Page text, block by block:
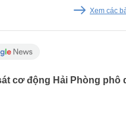
Xem các
cơ động Hải Phòng phô